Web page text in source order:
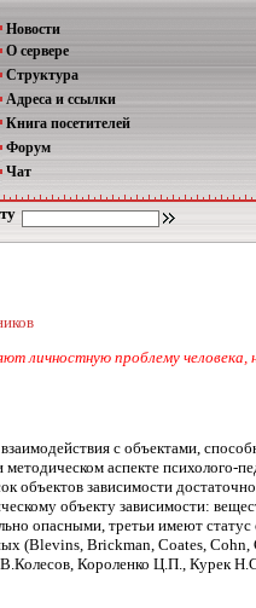
Новости
О сервере
Структура
Адреса и ссылки
Книга посетителей
Форум
Чат
личностную проблему
с объектами,
аспекте психолого-
объектов зависимости
объекту зависимости:
опасными, третьи имеют
(Blevins, Brickman, Coates,
Короленко Ц.П., Курек